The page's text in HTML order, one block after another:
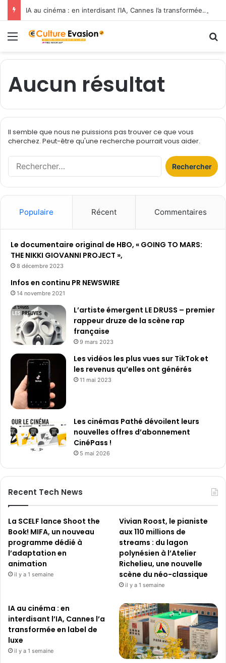
IA au cinéma : en interdisant l’IA, Cannes l’a transformée en label de luxe
Menu
Aucun résultat
Il semble que nous ne puissions pas trouver ce que vous
cherchez. Peut-être qu'une recherche pourrait vous aider.
r
e
Populaire Récent Commentaires
Le documentaire original de HBO, « GOING TO MARS:
THE NIKKI GIOVANNI PROJECT »,
8 décembre 2023
Infos en continu PR NEWSWIRE
14 novembre 2021
L’artiste émergent LE DRUSS – premier
rappeur druze de la scène rap
française
9 mars 2023
Les vidéos les plus vues sur TikTok et
les revenus qu’elles ont générés
11 mai 2023
Les cinémas Pathé dévoilent leurs
nouvelles offres d’abonnement
CinéPass !
5 mai 2026
Recent Tech News
La SCELF lance Shoot the
Book! MIFA, un nouveau
programme dédié à
l’adaptation en
animation
il y a 1 semaine
Vivian Roost, le pianiste
aux 110 millions de
streams : du lagon
polynésien à l’Atelier
Richelieu, une nouvelle
scène du néo-classique
il y a 1 semaine
IA au cinéma : en
interdisant l’IA, Cannes l’a
transformée en label de
luxe
il y a 1 semaine